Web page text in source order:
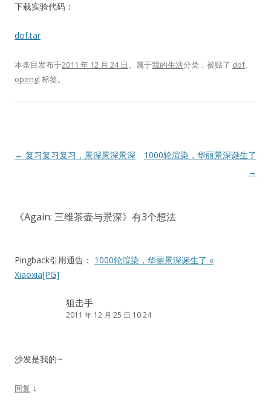
下载实验代码：
dof.tar
本条目发布于2011 年 12 月 24 日。属于我的生活分类，被贴了 dof、
opengl 标签。
文
← 复习复习复习，景深景深景深
1000轮渲染，华丽景深诞生了
→
《Again: 三维茶壶与景深》有3个想法
Pingback引用通告： 1000轮渲染，华丽景深诞生了 «
Xiaoxia[PG]
狙击手
2011 年 12 月 25 日 10:24
沙发是我的~
回复 ↓